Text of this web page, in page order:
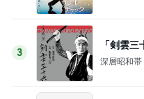
3
「剣雲
深層昭和帯